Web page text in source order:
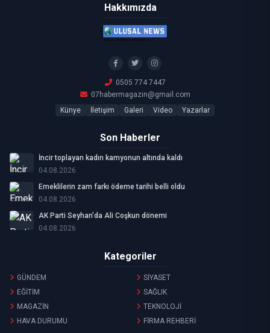
Hakkımızda
0505 774 7447
07habermagazin@gmail.com
Künye
İletişim Galeri Video Yazarlar
Son Haberler
İncir toplayan kadın kamyonun altında kaldı
04.08.2026
Emeklilerin zam farkı ödeme tarihi belli oldu
04.08.2026
AK Parti Seyhan’da Ali Coşkun dönemi
04.08.2026
Kategoriler
GÜNDEM
SİYASET
EĞİTİM
SAĞLIK
MAGAZİN
TEKNOLOJİ
HAVA DURUMU
FİRMA REHBERİ